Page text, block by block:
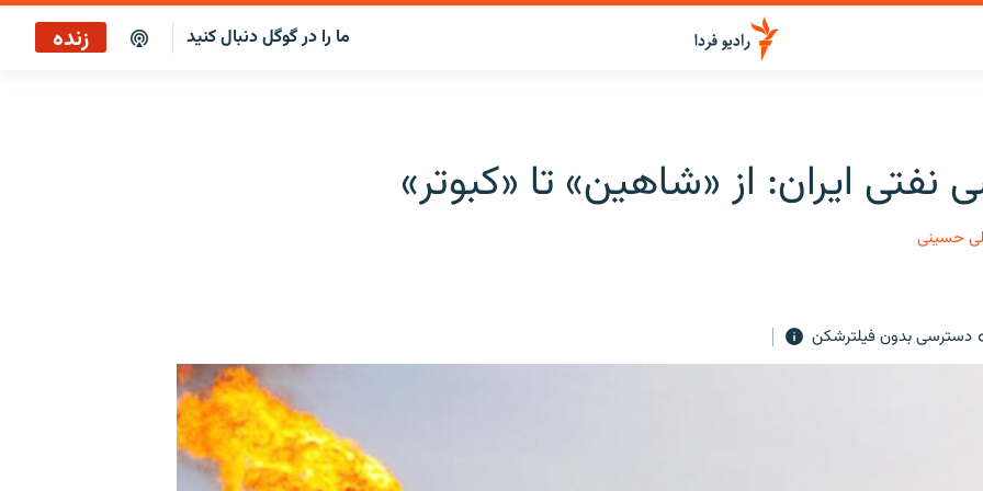
ما را در گوگل دنبال کنید زنده
نفتی ایران: از «شاهین» تا «کبوتر»
حسینی
دسترسی بدون فیلترشکن